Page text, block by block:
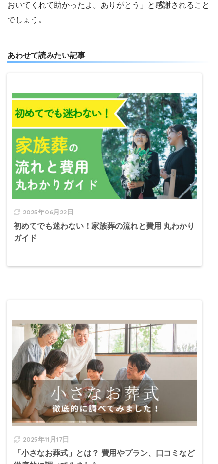
おいてくれて助かったよ。ありがとう」と感謝されること
でしょう。
あわせて読みたい記事
2025年06月22日
初めてでも迷わない！家族葬の流れと費用 丸わかり
ガイド
2025年11月17日
「小さなお葬式」とは？ 費用やプラン、口コミなど